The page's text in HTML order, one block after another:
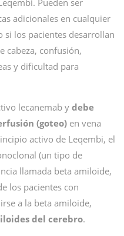
Pueden ser
adicionales en cualquier
los pacientes desarrollan
cabeza, confusión,
y dificultad para
lecanemab y debe
(goteo) en vena
activo de Leqembi, el
(un tipo de
llamada beta amiloide,
los pacientes con
a la beta amiloide,
del cerebro.